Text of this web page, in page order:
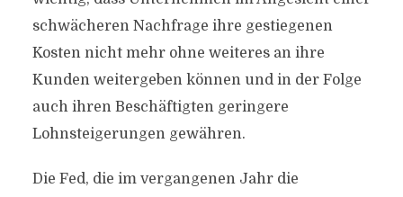
schwächeren Nachfrage ihre gestiegenen
Kosten nicht mehr ohne weiteres an ihre
Kunden weitergeben können und in der Folge
auch ihren Beschäftigten geringere
Lohnsteigerungen gewähren.
Die Fed, die im vergangenen Jahr die